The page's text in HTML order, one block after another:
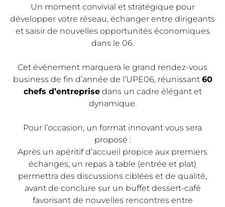
Un moment convivial et stratégique pour
développer votre réseau, échanger entre dirigeants
et saisir de nouvelles opportunités économiques
dans le 06.
Cet événement marquera le grand rendez-vous
business de fin d’année de l’UPE06, réunissant 60
chefs d’entreprisedans un cadre élégant et
dynamique.
Pour l’occasion, un format innovant vous sera
proposé :
Après un apéritif d’accueil propice aux premiers
échanges, un repas à table (entrée et plat)
permettra des discussions ciblées et de qualité,
avant de conclure sur un buffet dessert-café
favorisant de nouvelles rencontres entre